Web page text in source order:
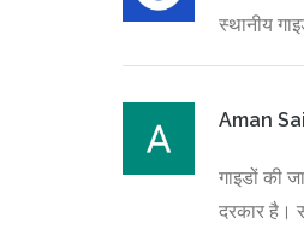
स्थानीय
Aman
गाइडों की
दरकार है।